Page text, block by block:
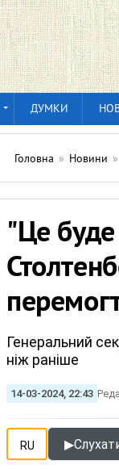
ДУМКИ
Головна » Новини »
"Це буде
Генеральний
ніж раніше
14-03-2024, 22:43
RU ▶